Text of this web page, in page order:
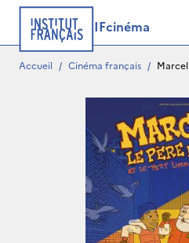
IFcinéma
Accueil / Cinéma français /